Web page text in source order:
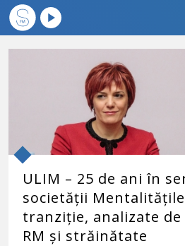
ULIM – 25 de ani în
societății
tranziție, analizate
RM și străinătate